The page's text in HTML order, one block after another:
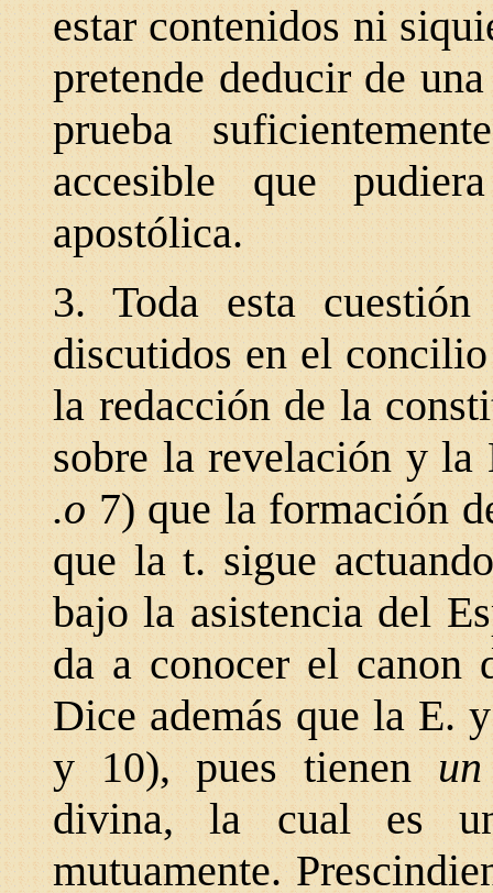
estar contenidos ni
pretende deducir de
prueba
accesible que
apostólica.
3. Toda esta
discutidos en el
la redacción de la
sobre la revelación y
.o7) que la formación
que la t. sigue
bajo la asistencia del
da a conocer el
Dice además que la E.
y 10), pues tienen
divina, la cual es
mutuamente.